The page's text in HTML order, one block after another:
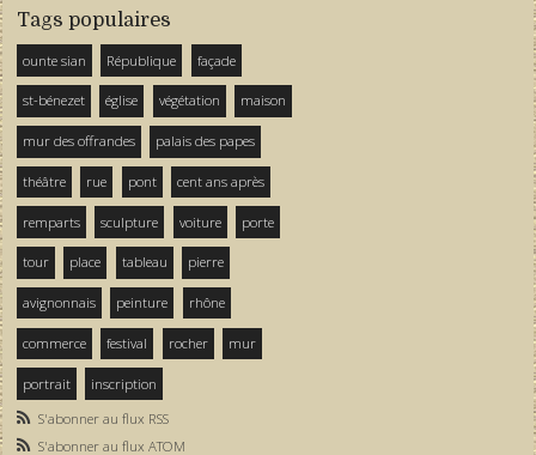
Tags populaires
ounte sian République façade
st-bénezet église végétation maison
mur des offrandes palais des papes
théâtre rue pont cent ans après
remparts sculpture voiture porte
tour place tableau pierre
avignonnais peinture rhône
commerce festival rocher mur
portrait
inscription
S'abonner au flux RSS
S'abonner au flux ATOM